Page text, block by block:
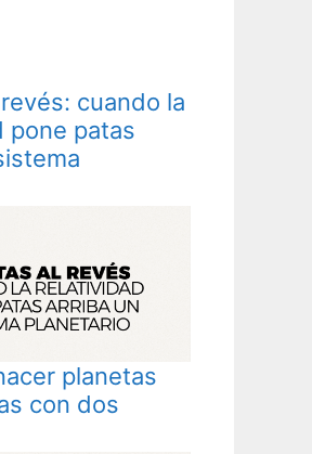
cuando la
pone patas
planetas
con dos